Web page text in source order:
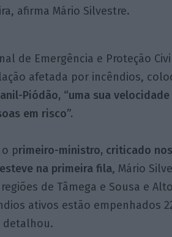
afirma Mário Silvestre.
de Emergência e Proteção
afetada por incêndios,
Piódão, “uma sua
em risco”.
primeiro-ministro, criticado
na primeira fila, Mário
de Tâmega e Sousa e
ativos estão empenhados
detalhou.